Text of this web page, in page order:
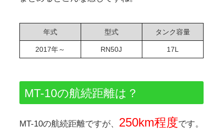
年式 型式 タンク容量
2017年～ RN50J 17L
MT-10の航続距離は？
MT-10の航続距離ですが、 250km程度です。